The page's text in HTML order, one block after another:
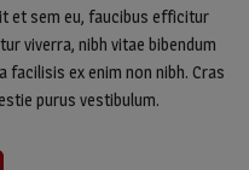
et sem eu, faucibus efficitur
viverra, nibh vitae bibendum
ex enim non nibh. Cras
purus vestibulum.